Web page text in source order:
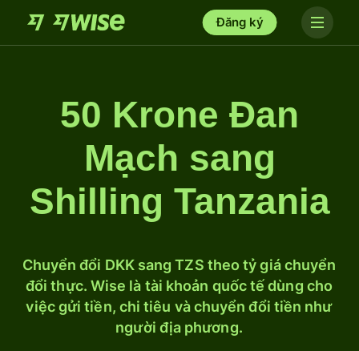
Đăng ký
50 Krone Đan
Mạch sang
Shilling Tanzania
Chuyển đổi DKK sang TZS theo tỷ giá chuyển
đổi thực. Wise là tài khoản quốc tế dùng cho
việc gửi tiền, chi tiêu và chuyển đổi tiền như
người địa phương.